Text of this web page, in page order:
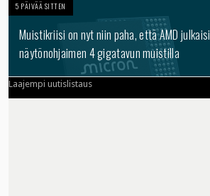
5 PÄIVÄÄ SITTEN
Muistikriisi on nyt niin paha, että AMD julkaisi
näytönohjaimen 4 gigatavun muistilla
Laajempi uutislistaus